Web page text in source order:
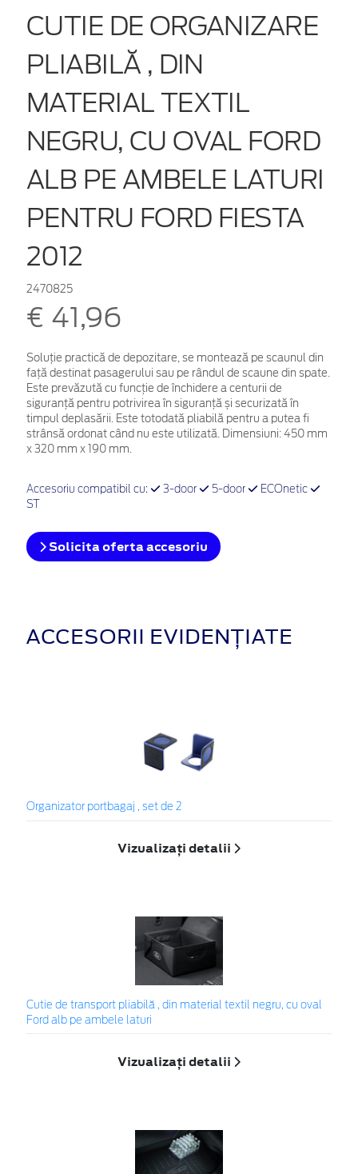
CUTIE DE ORGANIZARE
PLIABILĂ , DIN
MATERIAL TEXTIL
NEGRU, CU OVAL FORD
ALB PE AMBELE LATURI
PENTRU FORD FIESTA
2012
2470825
€ 41,96
Soluție practică de depozitare, se montează pe scaunul din
față destinat pasagerului sau pe rândul de scaune din spate.
Este prevăzută cu funcție de închidere a centurii de
siguranță pentru potrivirea în siguranță și securizată în
timpul deplasării. Este totodată pliabilă pentru a putea fi
strânsă ordonat când nu este utilizată. Dimensiuni: 450 mm
x 320 mm x 190 mm.
Accesoriu compatibil cu: 3-door 5-door
ECOnetic
ST
Solicita oferta accesoriu
ACCESORII EVIDENȚIATE
Organizator portbagaj , set de 2
Vizualizați detalii
Cutie de transport pliabilă , din material textil negru, cu oval
Ford alb pe ambele laturi
Vizualizați detalii